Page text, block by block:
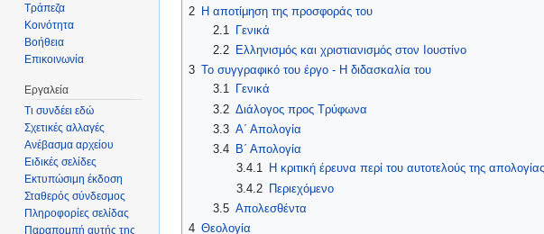
2 Η αποτίμηση της προσφοράς του
2.1
Γενικά
2.2
Ελληνισμός και χριστιανισμός στον Ιουστίνο
3 Το συγγραφικό του έργο - Η διδασκαλία του
3.1
Γενικά
3.2 Διάλογος προς Τρύφωνα
3.3 Α΄ Απολογία
3.4
Β΄ Απολογία
3.4.1 Η κριτική έρευνα περί του αυτοτελούς της απολογίας
3.4.2 Περιεχόμενο
3.5 Απολεσθέντα
4 Θεολογία
Τράπεζα
Κοινότητα
Βοήθεια
Επικοινωνία
Εργαλεία
Τι συνδέει εδώ
Σχετικές αλλαγές
Ανέβασμα αρχείου
Ειδικές σελίδες
Εκτυπώσιμη έκδοση
Σταθερός σύνδεσμος
Πληροφορίες σελίδας
Παραπομπή αυτής της